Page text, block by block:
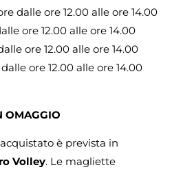
dalle ore 12.00 alle ore 14.00
ore 12.00 alle ore 14.00
ore 12.00 alle ore 14.00
ore 12.00 alle ore 14.00
OMAGGIO
è prevista in
Volley. Le magliette